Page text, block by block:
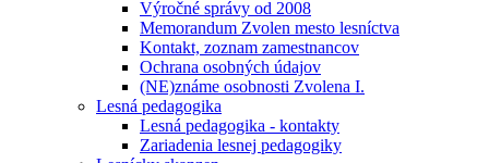
Výročné správy od 2008
Memorandum Zvolen mesto lesníctva
Kontakt, zoznam zamestnancov
Ochrana osobných údajov
(NE)známe osobnosti Zvolena I.
Lesná pedagogika
Lesná pedagogika - kontakty
Zariadenia lesnej pedagogiky